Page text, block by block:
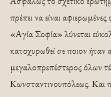
πρέπει να είναι
«Αγία Σοφία» λύνεται
κατοχυρωθεί σε ποιον
μεγαλοπρεπέστερος όλων
Κωνσταντινουπόλεως. Και